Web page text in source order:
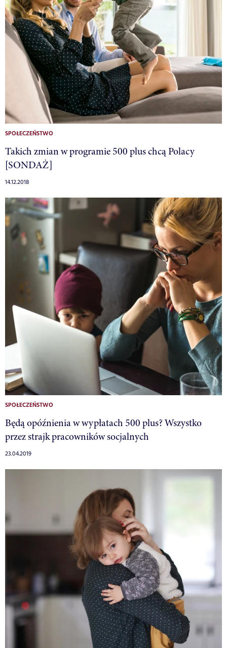
SPOŁECZEŃSTWO
Takich zmian w programie 500 plus chcą Polacy
[SONDAŻ]
14.12.2018
SPOŁECZEŃSTWO
Będą opóźnienia w wypłatach 500 plus? Wszystko
przez strajk pracowników socjalnych
23.04.2019